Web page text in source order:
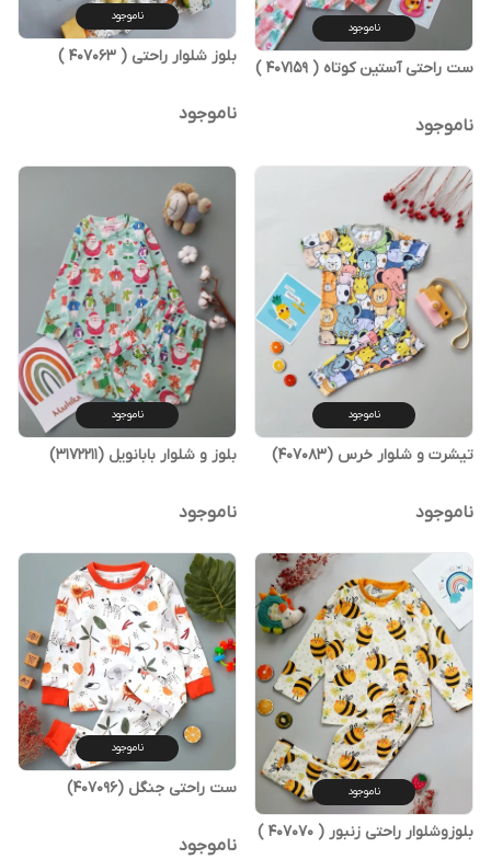
ناموجود
ست راحتی آستین کوتاه ( 407159 )
ناموجود
ناموجود
بلوز شلوار راحتی ( 407063 )
ناموجود
ناموجود
تیشرت و شلوار خرس (407083)
ناموجود
ناموجود
بلوز و شلوار بابانویل (3172211)
ناموجود
ناموجود
بلوزوشلوار راحتی زنبور ( 407070 )
ناموجود
ست راحتی جنگل (407096)
ناموجود